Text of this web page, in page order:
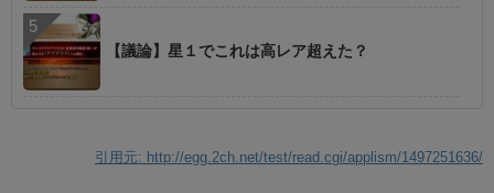
【議論】星１でこれは高レア超えた？
引用元: http://egg.2ch.net/test/read.cgi/applism/1497251636/